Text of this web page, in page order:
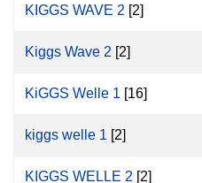
KIGGS WAVE 2 [2]
Kiggs Wave 2 [2]
KiGGS Welle 1 [16]
kiggs welle 1 [2]
KIGGS WELLE 2 [2]